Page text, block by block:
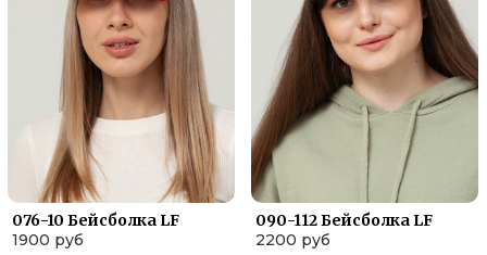
076-10 Бейсболка LF
1900 руб
090-112 Бейсболка LF
2200 руб